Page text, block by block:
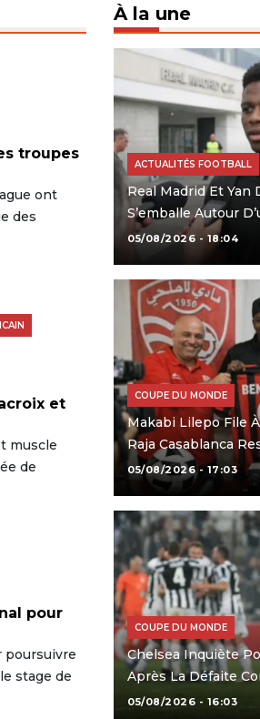
troupes
ont
des
et
muscle
de
pour
poursuivre
stage de
À la une
ACTUALITÉS FOOTBALL
Real Madrid Et Yan
S’emballe Autour
05/08/2026 - 18:04
COUPE DU MONDE
Makabi Lilepo File
Raja Casablanca
05/08/2026 - 17:03
COUPE DU MONDE
Chelsea Inquiète
Après La Défaite
05/08/2026 - 16:03